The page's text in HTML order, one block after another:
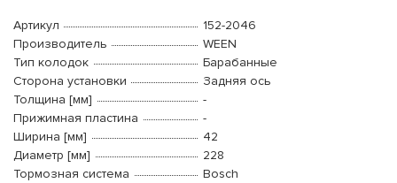
Артикул
152-2046
Производитель
WEEN
Тип колодок
Барабанные
Сторона установки
Задняя ось
Толщина [мм]
-
Прижимная пластина
-
Ширина [мм]
42
Диаметр [мм]
228
Тормозная система
Bosch